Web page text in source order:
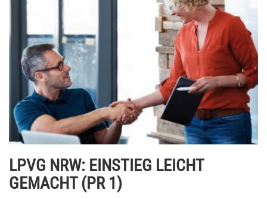
LPVG NRW: EINSTIEG LEICHT
GEMACHT (PR 1)